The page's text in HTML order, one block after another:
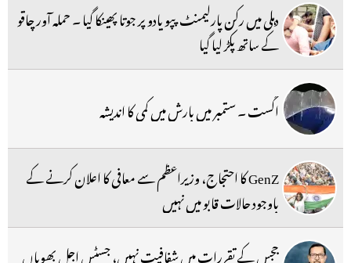
دہلی میں رکن پارلیمنٹ پپو یادو پر جوتا پھینکا گیا ۔ حملہ آور چاقو
کے ساتھ پکڑ لیا گیا
اگست ۔ ستمبر میں بارش میں کمی کا اندیشہ
GenZ کا احتجاج، وزیراعظم سے معافی کا اعلان کرنے کے
باوجود حالات قابو میں نہیں
ججس کے تقررات میں شفافیت نہیں، جسٹس اجل بھویاں